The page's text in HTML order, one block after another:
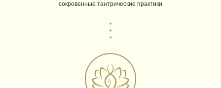
сокровенные тантрические практики